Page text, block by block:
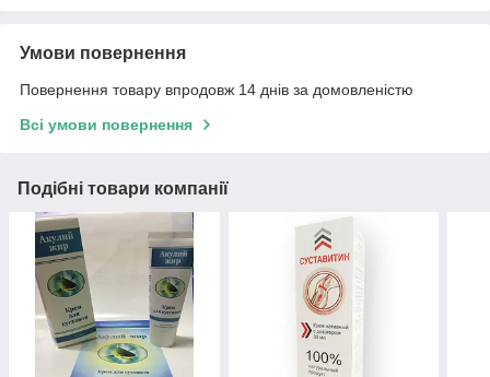
Умови повернення
Повернення товару впродовж 14 днів за домовленістю
Всі умови повернення
Подібні товари компанії